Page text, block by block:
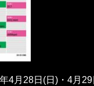
4月28日(日)・4月29